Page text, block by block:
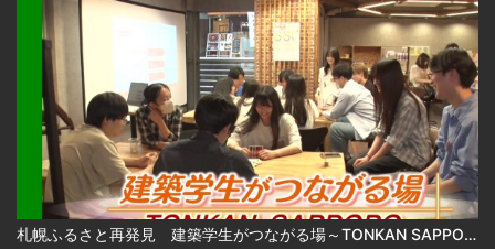
札幌ふるさと再発見 建築学生がつながる場～TONKAN SAPPORO～2026年8月1日放送